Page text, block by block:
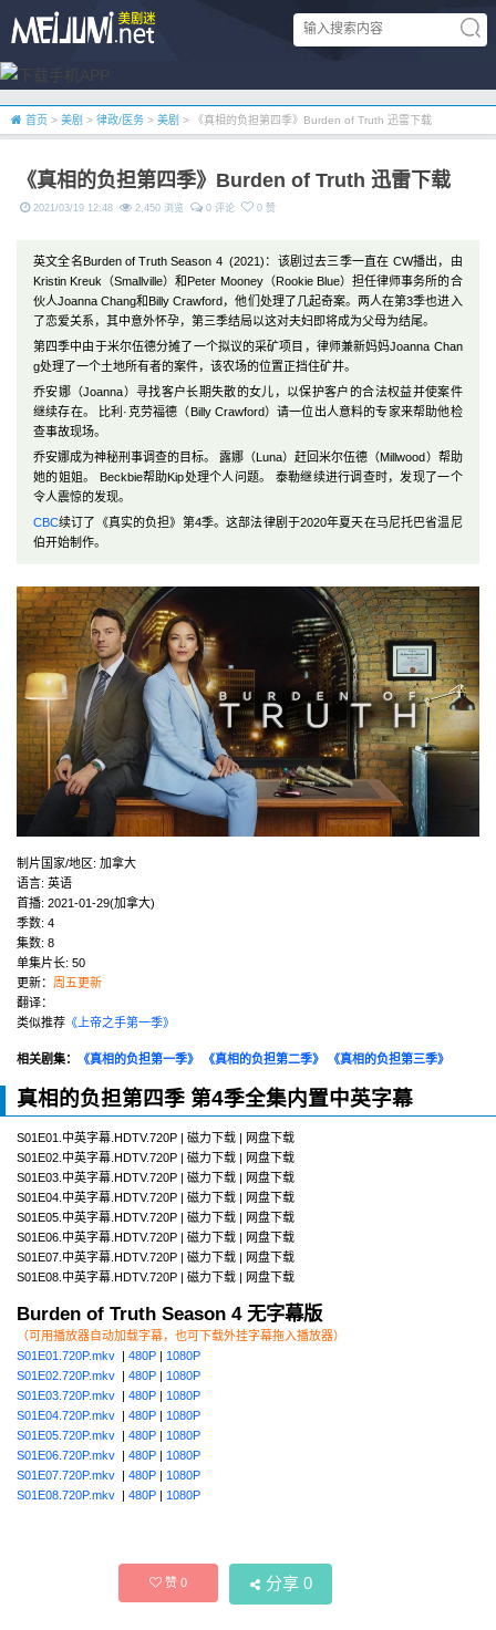
首页 > 美剧 > 律政/医务 > 美剧 > 《真相的负担第四季》Burden of Truth 迅雷下载
《真相的负担第四季》Burden of Truth 迅雷下载
2021/03/19 12:48 2,450 浏览 0 评论 0 赞
英文全名Burden of Truth Season 4 (2021)：该剧过去三季一直在 CW播出，由
Kristin Kreuk（Smallville）和Peter Mooney（Rookie Blue）担任律师事务所的合
伙人Joanna Chang和Billy Crawford，他们处理了几起奇案。两人在第3季也进入
了恋爱关系，其中意外怀孕，第三季结局以这对夫妇即将成为父母为结尾。
第四季中由于米尔伍德分摊了一个拟议的采矿项目，律师兼新妈妈Joanna Chan
g处理了一个土地所有者的案件，该农场的位置正挡住矿井。
乔安娜（Joanna）寻找客户长期失散的女儿，以保护客户的合法权益并使案件
继续存在。 比利·克劳福德（Billy Crawford）请一位出人意料的专家来帮助他检
查事故现场。
乔安娜成为神秘刑事调查的目标。 露娜（Luna）赶回米尔伍德（Millwood）帮助
她的姐姐。 Beckbie帮助Kip处理个人问题。 泰勒继续进行调查时，发现了一个
令人震惊的发现。
CBC续订了《真实的负担》第4季。这部法律剧于2020年夏天在马尼托巴省温尼
伯开始制作。
制片国家/地区: 加拿大
语言: 英语
首播: 2021-01-29(加拿大)
季数: 4
集数: 8
单集片长: 50
更新： 周五更新
翻译：
类似推荐 《上帝之手第一季》
相关剧集： 《真相的负担第一季》 《真相的负担第二季》 《真相的负担第三季》
真相的负担第四季 第4季全集内置中英字幕
S01E01.中英字幕.HDTV.720P | 磁力下载 | 网盘下载
S01E02.中英字幕.HDTV.720P | 磁力下载 | 网盘下载
S01E03.中英字幕.HDTV.720P | 磁力下载 | 网盘下载
S01E04.中英字幕.HDTV.720P | 磁力下载 | 网盘下载
S01E05.中英字幕.HDTV.720P | 磁力下载 | 网盘下载
S01E06.中英字幕.HDTV.720P | 磁力下载 | 网盘下载
S01E07.中英字幕.HDTV.720P | 磁力下载 | 网盘下载
S01E08.中英字幕.HDTV.720P | 磁力下载 | 网盘下载
Burden of Truth Season 4 无字幕版
（可用播放器自动加载字幕，也可下载外挂字幕拖入播放器）
S01E01.720P.mkv | 480P | 1080P
S01E02.720P.mkv | 480P | 1080P
S01E03.720P.mkv | 480P | 1080P
S01E04.720P.mkv | 480P | 1080P
S01E05.720P.mkv | 480P | 1080P
S01E06.720P.mkv | 480P | 1080P
S01E07.720P.mkv | 480P | 1080P
S01E08.720P.mkv | 480P | 1080P
赞0 分享 0